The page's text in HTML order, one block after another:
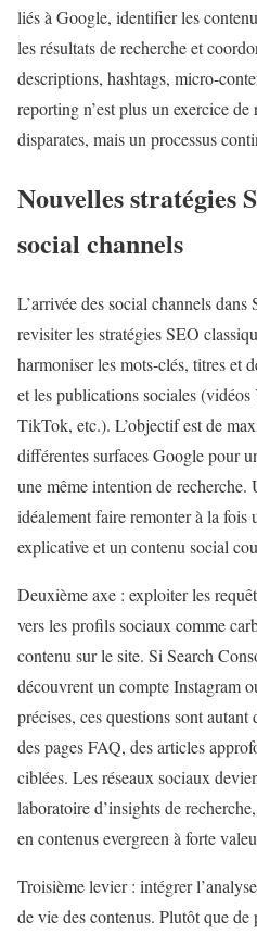
liés à Google, identifier les
les résultats de recherche et
descriptions, hashtags, micro-
reporting n’est plus un exercice
disparates, mais un processus
Nouvelles stratégies
social channels
L’arrivée des social channels dans
revisiter les stratégies SEO
harmoniser les mots-clés, titres et
et les publications sociales
TikTok, etc.). L’objectif est de
différentes surfaces Google pour
une même intention de recherche.
idéalement faire remonter à la
explicative et un contenu social
Deuxième axe : exploiter les
vers les profils sociaux comme
contenu sur le site. Si Search
découvrent un compte Instagram
précises, ces questions sont
des pages FAQ, des articles
ciblées. Les réseaux sociaux
laboratoire d’insights de
en contenus evergreen à forte
Troisième levier : intégrer
de vie des contenus. Plutôt que